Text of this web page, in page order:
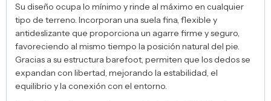
Su diseño ocupa lo mínimo y rinde al máximo en cualquier
tipo de terreno. Incorporan una suela fina, flexible y
antideslizante que proporciona un agarre firme y seguro,
favoreciendo al mismo tiempo la posición natural del pie.
Gracias a su estructura barefoot, permiten que los dedos se
expandan con libertad, mejorando la estabilidad, el
equilibrio y la conexión con el entorno.